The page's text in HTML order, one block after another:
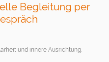
Begleitung per
und innere Ausrichtung.